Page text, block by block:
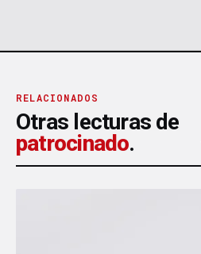
RELACIONADOS
Otras lecturas de
patrocinado.